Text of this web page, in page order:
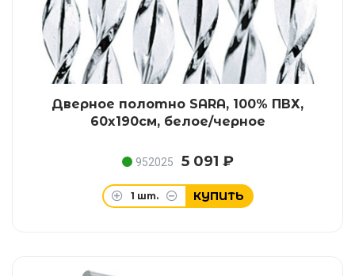
Дверное полотно SARA, 100% ПВХ,
60x190см, белое/черное
952025 5 091 ₽
1 шт. КУПИТЬ